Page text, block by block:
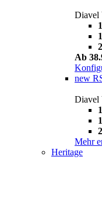
Diavel
Ab
new
Diavel
Mehr
Heritage